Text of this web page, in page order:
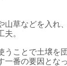
山草などを入れ
。
うことで土壌を
番の要因となっ